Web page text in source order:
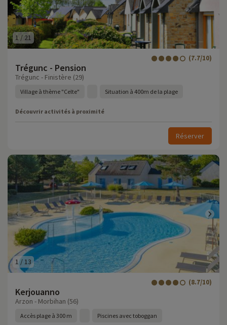
1 / 21
Trégunc - Pension
(7.7/10)
Trégunc - Finistère (29)
Village à thème "Celte" Situation à 400m de la plage
Découvrir activités à proximité
Réserver
1/13
Kerjouanno
(8.7/10)
Arzon - Morbihan (56)
Accès plage à 300 m Piscines avec toboggan